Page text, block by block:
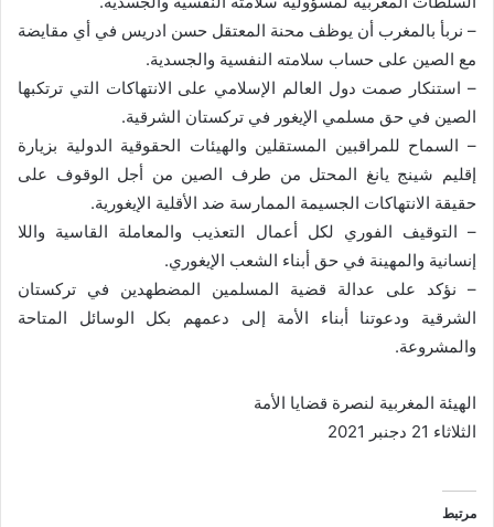
– نربأ بالمغرب أن يوظف محنة المعتقل حسن ادريس في أي مقايضة
مع الصين على حساب سلامته النفسية والجسدية.
– استنكار صمت دول العالم الإسلامي على الانتهاكات التي ترتكبها
الصين في حق مسلمي الإيغور في تركستان الشرقية.
– السماح للمراقبين المستقلين والهيئات الحقوقية الدولية بزيارة
إقليم شينج يانغ المحتل من طرف الصين من أجل الوقوف على
حقيقة الانتهاكات الجسيمة الممارسة ضد الأقلية الإيغورية.
– التوقيف الفوري لكل أعمال التعذيب والمعاملة القاسية واللا
إنسانية والمهينة في حق أبناء الشعب الإيغوري.
– نؤكد على عدالة قضية المسلمين المضطهدين في تركستان
الشرقية ودعوتنا أبناء الأمة إلى دعمهم بكل الوسائل المتاحة
والمشروعة.
الهيئة المغربية لنصرة قضايا الأمة
الثلاثاء 21 دجنبر 2021
مرتبط